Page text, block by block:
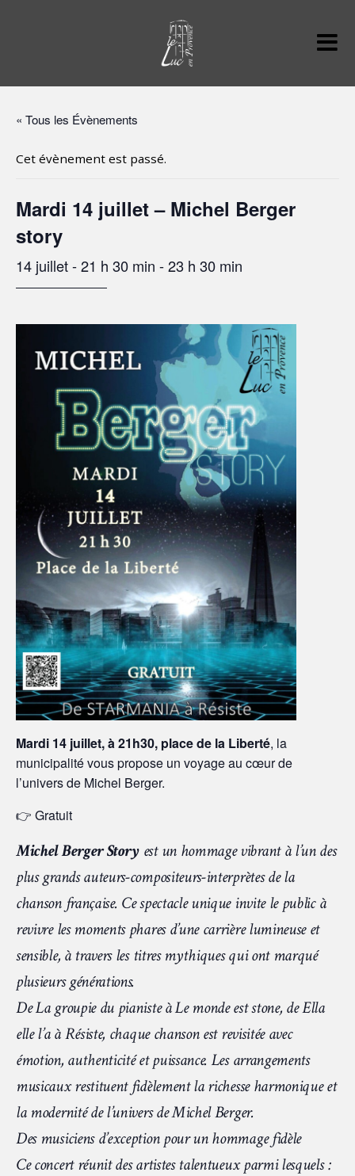
« Tous les Évènements
Cet évènement est passé.
Mardi 14 juillet – Michel Berger
story
14 juillet - 21 h 30 min -23 h 30 min
Mardi 14 juillet, à 21h30, place de la Liberté, la
municipalité vous propose un voyage au cœur de
l’univers de Michel Berger.
👉 Gratuit
Michel Berger Story est un hommage vibrant à l’un des
plus grands auteurs-compositeurs-interprètes de la
chanson française. Ce spectacle unique invite le public à
revivre les moments phares d’une carrière lumineuse et
sensible, à travers les titres mythiques qui ont marqué
plusieurs générations.
De La groupie du pianiste à Le monde est stone, de Ella
elle l’a à Résiste, chaque chanson est revisitée avec
émotion, authenticité et puissance. Les arrangements
musicaux restituent fidèlement la richesse harmonique et
la modernité de l’univers de Michel Berger.
Des musiciens d’exception pour un hommage fidèle
Ce concert réunit des artistes talentueux parmi lesquels :